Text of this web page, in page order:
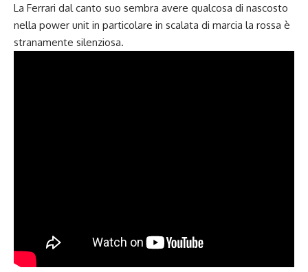
La Ferrari dal canto suo sembra avere qualcosa di nascosto
nella power unit in particolare in scalata di marcia la rossa è
stranamente silenziosa.